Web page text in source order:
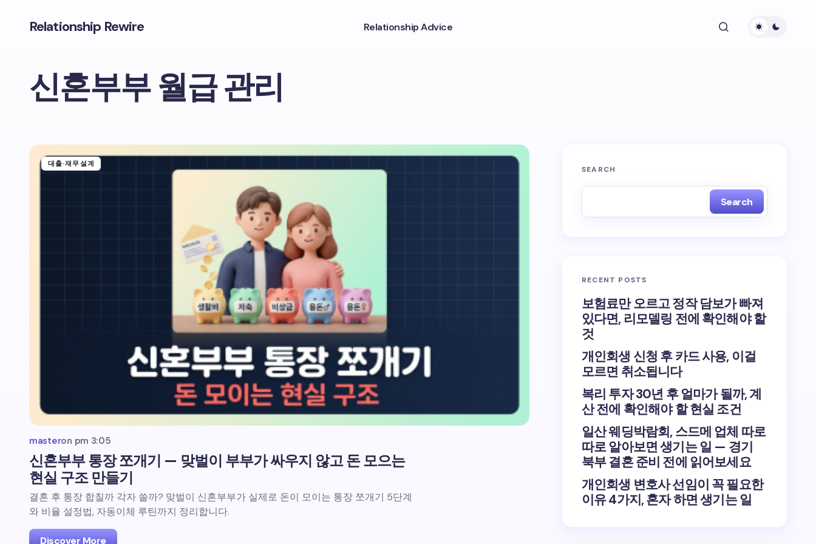
Relationship Rewire Relationship Advice
신혼부부 월급 관리
대출·재무설계
masteron pm 3:05
신혼부부 통장 쪼개기 — 맞벌이 부부가 싸우지 않고 돈 모으는
현실 구조 만들기
결혼 후 통장 합칠까 각자 쓸까? 맞벌이 신혼부부가 실제로 돈이 모이는 통장 쪼개기 5단계
와 비율 설정법, 자동이체 루틴까지 정리합니다.
Discover More
SEARCH
Search
RECENT POSTS
보험료만 오르고 정작 담보가 빠져
있다면, 리모델링 전에 확인해야 할
것
개인회생 신청 후 카드 사용, 이걸
모르면 취소됩니다
복리 투자 30년 후 얼마가 될까, 계
산 전에 확인해야 할 현실 조건
일산 웨딩박람회, 스드메 업체 따로
따로 알아보면 생기는 일 — 경기
북부 결혼 준비 전에 읽어보세요
개인회생 변호사 선임이 꼭 필요한
이유 4가지, 혼자 하면 생기는 일